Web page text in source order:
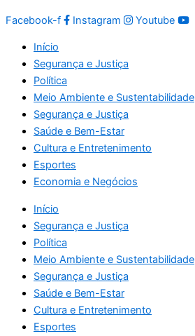
Facebook-f Instagram Youtube
Início
Segurança e Justiça
Política
Meio Ambiente e Sustentabilidade
Segurança e Justiça
Saúde e Bem-Estar
Cultura e Entretenimento
Esportes
Economia e Negócios
Início
Segurança e Justiça
Política
Meio Ambiente e Sustentabilidade
Segurança e Justiça
Saúde e Bem-Estar
Cultura e Entretenimento
Esportes